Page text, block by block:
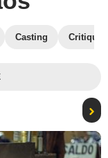
Casting